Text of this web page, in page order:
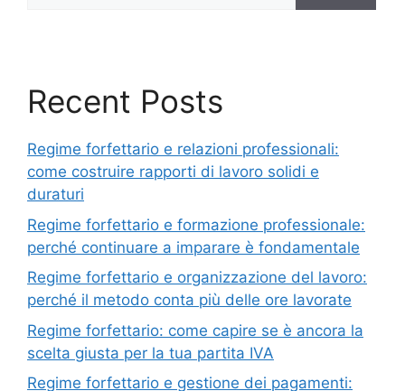
Recent Posts
Regime forfettario e relazioni professionali:
come costruire rapporti di lavoro solidi e
duraturi
Regime forfettario e formazione professionale:
perché continuare a imparare è fondamentale
Regime forfettario e organizzazione del lavoro:
perché il metodo conta più delle ore lavorate
Regime forfettario: come capire se è ancora la
scelta giusta per la tua partita IVA
Regime forfettario e gestione dei pagamenti: